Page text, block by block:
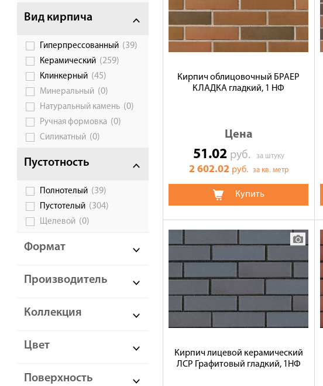
Галерея объектов
Контакты
Вид кирпича
Гиперпрессованный (39)
Керамический (259)
Клинкерный (45)
Минеральный (0)
Натуральный камень (0)
Ручная формовка (0)
Силикатный (0)
Пустотность
Полнотелый (39)
Пустотелый (304)
Щелевой (0)
Формат
Производитель
Коллекция
Цвет
Поверхность
Кирпич облицовочный БРАЕР
КЛАДКА гладкий, 1 НФ
Цена
51.02 руб. за штуку
2 602.02 руб. за кв. метр
Купить
Кирпич лицевой керамический
ЛСР Графитовый гладкий, 1НФ